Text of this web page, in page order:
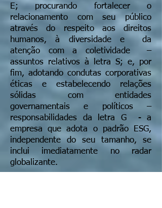
E; procurando fortalecer o
relacionamento com seu público
através do respeito aos direitos
humanos, à diversidade e da
atenção com a coletividade –
assuntos relativos à letra S; e, por
fim, adotando condutas corporativas
éticas e estabelecendo relações
sólidas com entidades
governamentais e políticos –
responsabilidades da letra G - a
empresa que adota o padrão ESG,
independente do seu tamanho, se
inclui imediatamente no radar
globalizante.